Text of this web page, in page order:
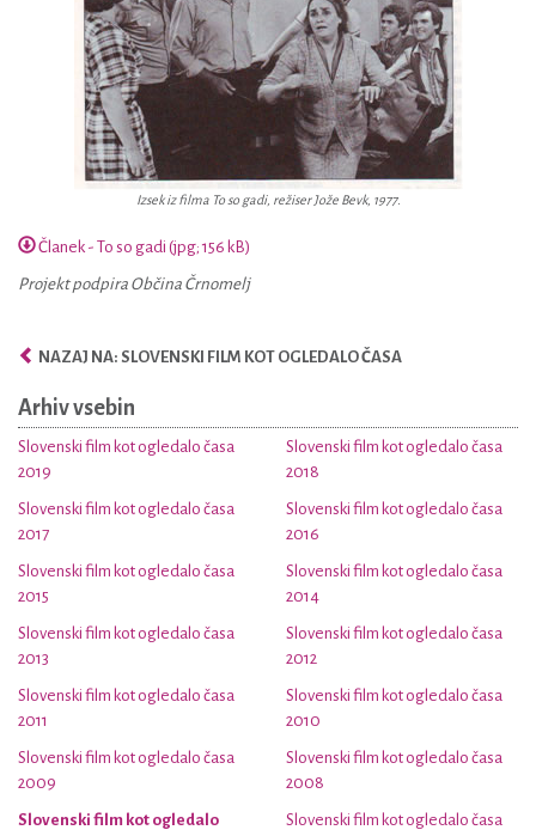
Izsek iz filma To so gadi, režiser Jože Bevk, 1977.
Članek - To so gadi (jpg; 156 kB)
Projekt podpira Občina Črnomelj
NAZAJ NA: SLOVENSKI FILM KOT OGLEDALO ČASA
Arhiv vsebin
Slovenski film kot ogledalo časa
2019
Slovenski film kot ogledalo časa
2018
Slovenski film kot ogledalo časa
2017
Slovenski film kot ogledalo časa
2016
Slovenski film kot ogledalo časa
2015
Slovenski film kot ogledalo časa
2014
Slovenski film kot ogledalo časa
2013
Slovenski film kot ogledalo časa
2012
Slovenski film kot ogledalo časa
2011
Slovenski film kot ogledalo časa
2010
Slovenski film kot ogledalo časa
2009
Slovenski film kot ogledalo časa
2008
Slovenski film kot ogledalo
Slovenski film kot ogledalo časa